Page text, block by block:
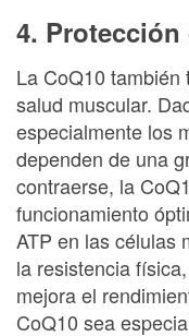
4.
La CoQ10
salud muscular.
especialmente los
dependen de una
contraerse, la
funcionamiento
ATP en las células
la resistencia
mejora el
CoQ10 sea